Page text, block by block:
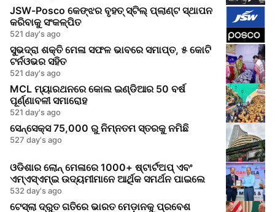
JSW-Posco କେଙ୍ଝର ବୃହତ୍ ସ୍ଟିଲ୍ ପ୍ଲାଣ୍ଟ ସ୍ଥାପନ
କରିବାକୁ ସଂକଳ୍ପିତ
521 day's ago
ସୁଭଦ୍ରା ଶକ୍ତି ମେଳା ସଫଳ ଭାବରେ ସମାପ୍ତ, ୫ କୋଟି
ଟର୍ନଓଭର ସହିତ
521 day's ago
MCL ମ୍ୟାରଥନରେ କୋଲ ଇଣ୍ଡିଆର 50 ବର୍ଷ
ପୂର୍ଣ୍ଣାବଳୀ ସମାରୋହ
521 day's ago
ସେନ୍ସେକ୍ସ 75,000 ରୁ ନିମ୍ନତମ ସ୍ତରକୁ ନମିଛି
527 day's ago
ଓଡିଶାର ଲୋନ୍ ମେଳାରେ 1000+ ଷ୍ଟାର୍ଟଅପ୍ ଏବଂ
ଏମ୍‌ଏସ୍‌ଏମ୍‌ଇ ଉଦ୍ୟମୀମାନେ ଆର୍ଥିକ ସମର୍ଥନ ପାଇଲେ
532 day's ago
ଟେସ୍ଲା ଦ୍ରୁତ ଗତିରେ ଭାରତ ମେଡ଼ାନକୁ ପ୍ରବେଶ